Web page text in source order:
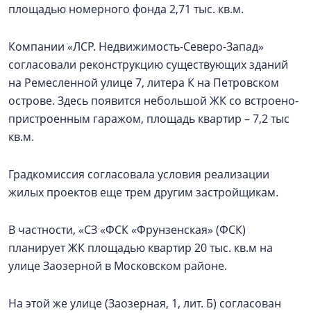
площадью номерного фонда 2,71 тыс. кв.м.
Компании «ЛСР. Недвижимость-Северо-Запад»
согласовали реконструкцию существующих зданий
на Ремесленной улице 7, литера К на Петровском
острове. Здесь появится небольшой ЖК со встроено-
пристроенным гаражом, площадь квартир – 7,2 тыс
кв.м.
Градкомиссия согласовала условия реализации
жилых проектов еще трем другим застройщикам.
В частности, «СЗ «ФСК «Фрунзенская» (ФСК)
планирует ЖК площадью квартир 20 тыс. кв.м на
улице Заозерной в Московском районе.
На этой же улице (Заозерная, 1, лит. Б) согласован